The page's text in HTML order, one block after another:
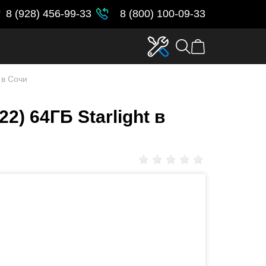
8 (928) 456-99-33 8 (800) 100-09-33
Сочи
64ГБ Starlight в